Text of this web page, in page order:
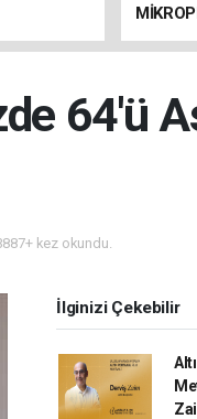
64'ü
kez okundu.
İlginizi Çekebilir